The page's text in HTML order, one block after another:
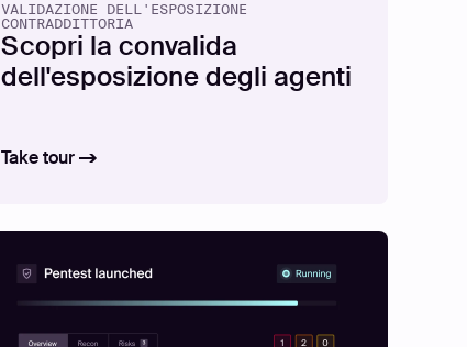
VALIDAZIONE DELL'ESPOSIZIONE
CONTRADDITTORIA
Scopri la convalida
dell'esposizione degli agenti
Take tour